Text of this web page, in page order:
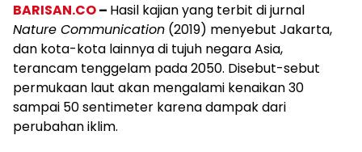
BARISAN.CO– Hasil kajian yang terbit di jurnal
Nature Communication (2019) menyebut Jakarta,
dan kota-kota lainnya di tujuh negara Asia,
terancam tenggelam pada 2050. Disebut-sebut
permukaan laut akan mengalami kenaikan 30
sampai 50 sentimeter karena dampak dari
perubahan iklim.